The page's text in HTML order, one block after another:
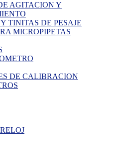
AGITACION Y
TINITAS DE PESAJE
MICROPIPETAS
DE CALIBRACION